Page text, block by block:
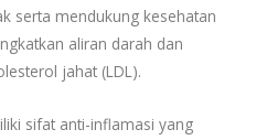
serta mendukung kesehatan
aliran darah dan
jahat (LDL).
sifat anti-inflamasi yang